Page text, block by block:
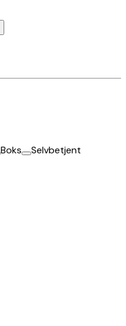
Boks Selvbetjent